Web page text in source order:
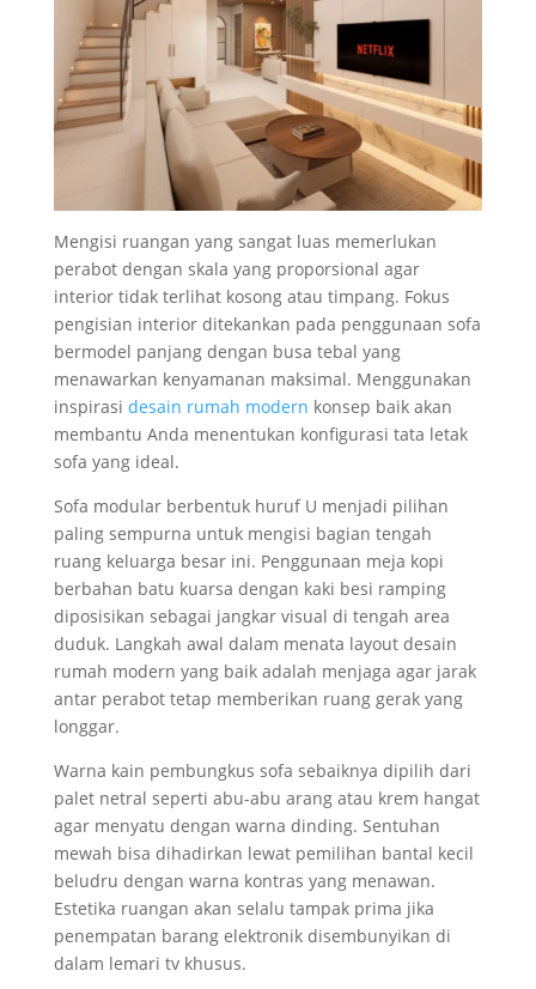
Mengisi ruangan yang sangat luas memerlukan
perabot dengan skala yang proporsional agar
interior tidak terlihat kosong atau timpang. Fokus
pengisian interior ditekankan pada penggunaan sofa
bermodel panjang dengan busa tebal yang
menawarkan kenyamanan maksimal. Menggunakan
inspirasi desain rumah modern konsep baik akan
membantu Anda menentukan konfigurasi tata letak
sofa yang ideal.
Sofa modular berbentuk huruf U menjadi pilihan
paling sempurna untuk mengisi bagian tengah
ruang keluarga besar ini. Penggunaan meja kopi
berbahan batu kuarsa dengan kaki besi ramping
diposisikan sebagai jangkar visual di tengah area
duduk. Langkah awal dalam menata layout desain
rumah modern yang baik adalah menjaga agar jarak
antar perabot tetap memberikan ruang gerak yang
longgar.
Warna kain pembungkus sofa sebaiknya dipilih dari
palet netral seperti abu-abu arang atau krem hangat
agar menyatu dengan warna dinding. Sentuhan
mewah bisa dihadirkan lewat pemilihan bantal kecil
beludru dengan warna kontras yang menawan.
Estetika ruangan akan selalu tampak prima jika
penempatan barang elektronik disembunyikan di
dalam lemari tv khusus.